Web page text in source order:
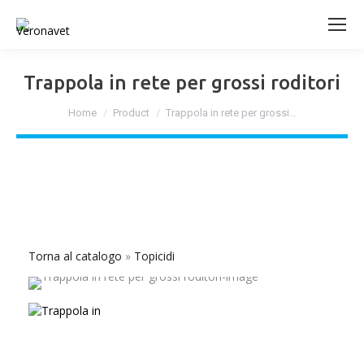
Trappola in rete per grossi roditori
Home Product Trappola in rete per grossi…
Torna al catalogo Topicidi